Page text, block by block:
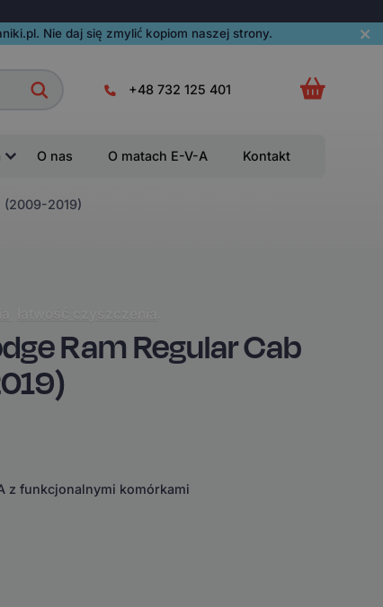
Nie daj się zmylić kopiom naszej strony.
+48 732 125 401
O nas O matach E-V-A Kontakt
(2009-2019)
łatwość czyszczenia
Ram Regular Cab
z funkcjonalnymi komórkami